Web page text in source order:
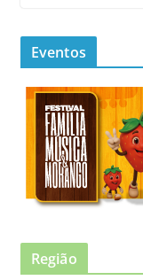
Eventos
Região